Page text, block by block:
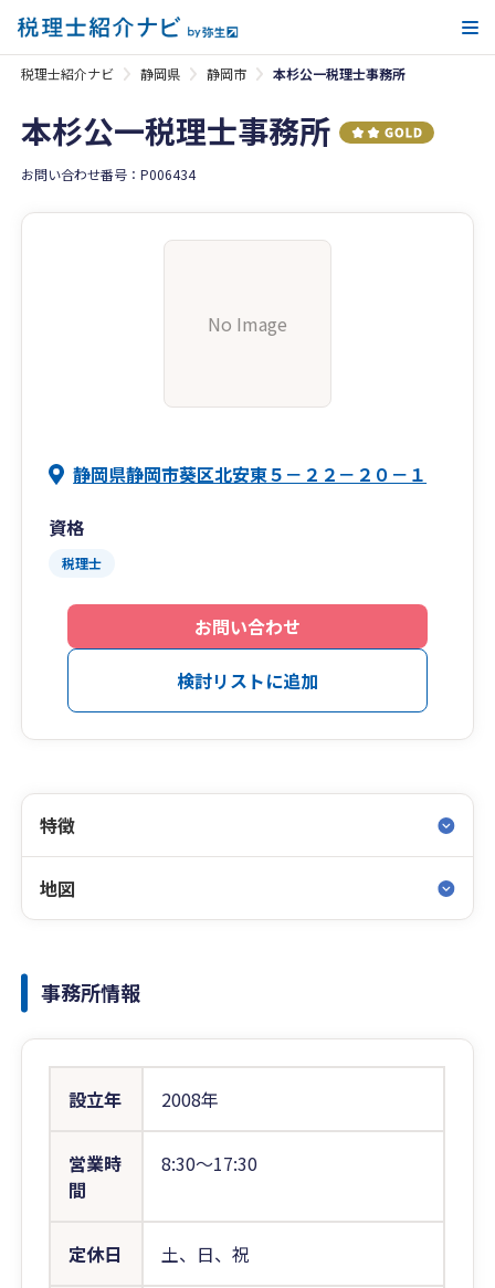
税理士紹介ナビ 静岡県 静岡市 本杉公一税理士事務所
本杉公一税理士事務所
お問い合わせ番号：P006434
No Image
静岡県静岡市葵区北安東５－２２－２０－１
資格
税理士
お問い合わせ
検討リストに追加
特徴
地図
事務所情報
設立年 2008年
営業時
間
8:30〜17:30
定休日 土、日、祝